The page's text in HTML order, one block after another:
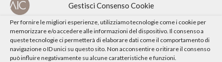
Gestisci Consenso Cookie
Per fornire le migliori esperienze, utilizziamo tecnologie come i cookie per
memorizzare e/o accedere alle informazioni del dispositivo. Il consenso a
queste tecnologie ci permetterà di elaborare dati come il comportamento di
navigazione o ID unici su questo sito. Non acconsentire o ritirare il consenso
può influire negativamente su alcune caratteristiche e funzioni.
CONDIVIDI QUESTO EVENTO